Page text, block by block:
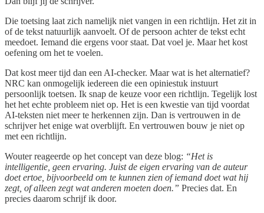
Die toetsing laat zich namelijk niet vangen in een richtlijn. Het zit in
of de tekst natuurlijk aanvoelt. Of de persoon achter de tekst echt
meedoet. Iemand die ergens voor staat. Dat voel je. Maar het kost
oefening om het te voelen.
Dat kost meer tijd dan een AI-checker. Maar wat is het alternatief?
NRC kan onmogelijk iedereen die een opiniestuk instuurt
persoonlijk toetsen. Ik snap de keuze voor een richtlijn. Tegelijk lost
het het echte probleem niet op. Het is een kwestie van tijd voordat
AI-teksten niet meer te herkennen zijn. Dan is vertrouwen in de
schrijver het enige wat overblijft. En vertrouwen bouw je niet op
met een richtlijn.
Wouter reageerde op het concept van deze blog: “Het is
intelligentie, geen ervaring. Juist de eigen ervaring van de auteur
doet ertoe, bijvoorbeeld om te kunnen zien of iemand doet wat hij
zegt, of alleen zegt wat anderen moeten doen.” Precies dat. En
precies daarom schrijf ik door.